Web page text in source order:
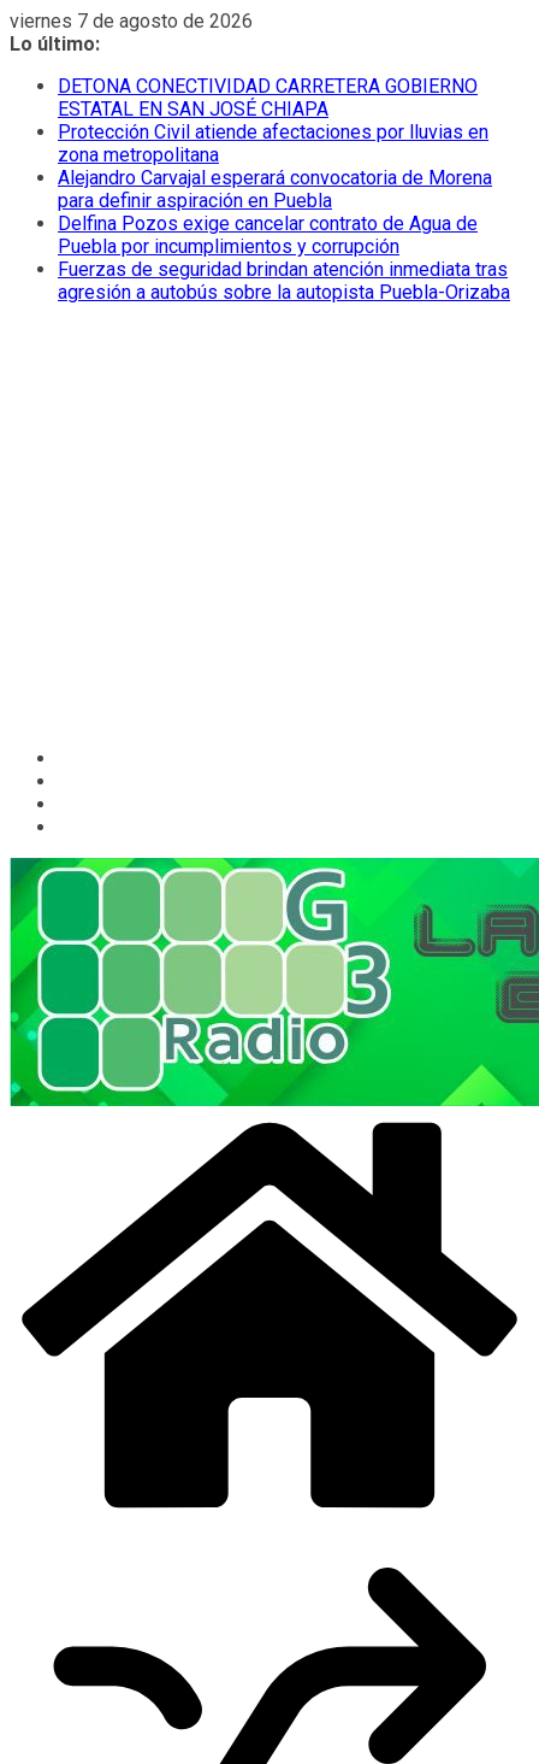
Saltar
al
viernes 7 de agosto de 2026
Lo último:
DETONA CONECTIVIDAD CARRETERA GOBIERNO
ESTATAL EN SAN JOSÉ CHIAPA
Protección Civil atiende afectaciones por lluvias en
zona metropolitana
Alejandro Carvajal esperará convocatoria de Morena
para definir aspiración en Puebla
Delfina Pozos exige cancelar contrato de Agua de
Puebla por incumplimientos y corrupción
Fuerzas de seguridad brindan atención inmediata tras
agresión a autobús sobre la autopista Puebla-Orizaba